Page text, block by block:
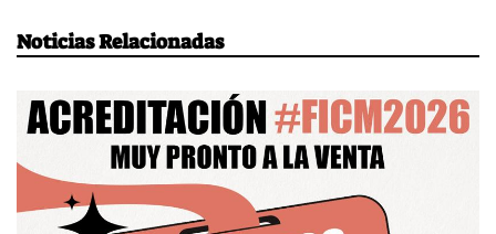
Noticias Relacionadas